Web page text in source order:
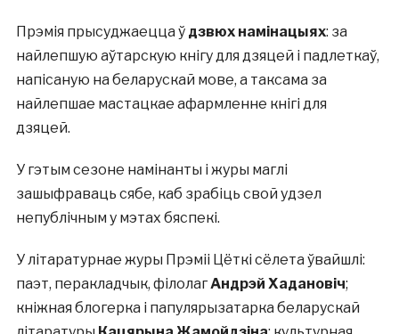
Прэмія прысуджаецца ў дзвюх намінацыях: за
найлепшую аўтарскую кнігу для дзяцей і падлеткаў,
напісаную на беларускай мове, а таксама за
найлепшае мастацкае афармленне кнігі для
дзяцей.
У гэтым сезоне намінанты і журы маглі
зашыфраваць сябе, каб зрабіць свой удзел
непублічным у мэтах бяспекі.
У літаратурнае журы Прэміі Цёткі сёлета ўвайшлі:
паэт, перакладчык, філолагАндрэй Хадановіч;
кніжная блогерка і папулярызатарка беларускай